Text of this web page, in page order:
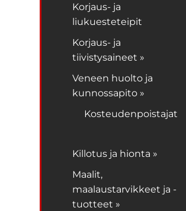
Korjaus- ja
liukuesteteipit
Korjaus- ja
tiivistysaineet »
Veneen huolto ja
kunnossapito »
Kosteudenpoistajat
Killotus ja hionta »
Maalit,
maalaustarvikkeet ja -
tuotteet »